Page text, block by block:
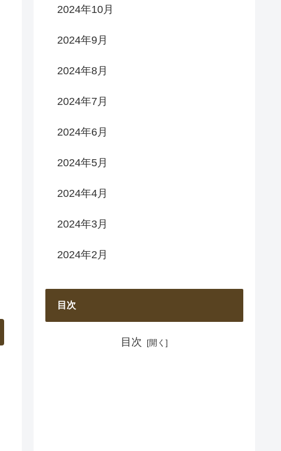
2024年10月
2024年9月
2024年8月
2024年7月
2024年6月
2024年5月
2024年4月
2024年3月
2024年2月
目次
目次